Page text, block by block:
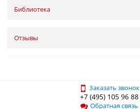
Библиотека
Отзывы
Заказать звонок
+7 (495) 105 96 88
Обратная связь